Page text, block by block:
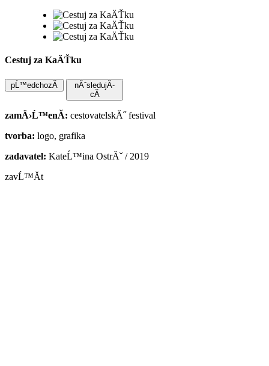
Cestuj za KaÄŤku
nĂˇsledujĂ­
cĂ­
zamÄ›Ĺ™enĂ­: cestovatelskĂ˝ festival
tvorba: logo, grafika
zadavatel: KateĹ™ina OstrĂˇ / 2019
zavĹ™Ă­t